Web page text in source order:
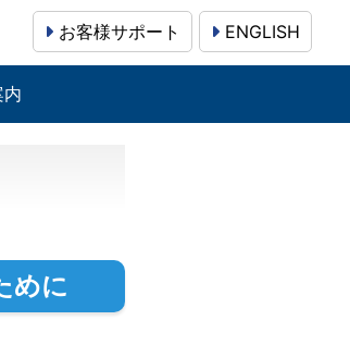
お客様サポート ENGLISH
めに